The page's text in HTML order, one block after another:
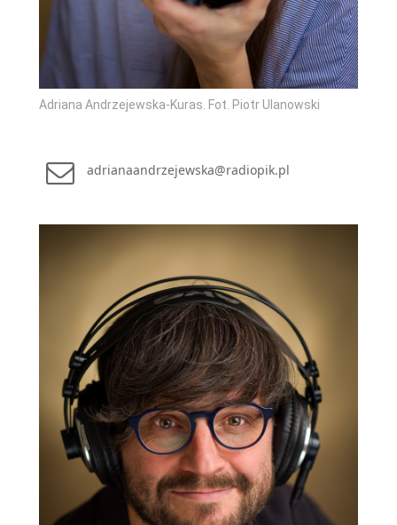
Adriana Andrzejewska-Kuras. Fot. Piotr Ulanowski
adrianaandrzejewska@radiopik.pl